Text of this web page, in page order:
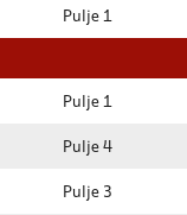
Pulje 1
Pulje 1
Pulje 4
Pulje 3